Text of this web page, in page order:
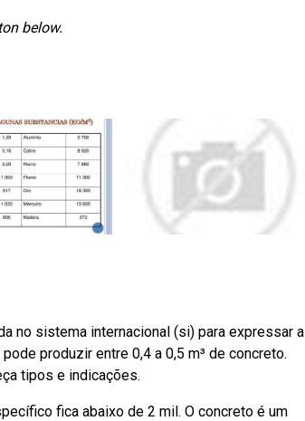
below.
no sistema internacional (si) para expressar a
produzir entre 0,4 a 0,5 m³ de concreto.
tipos e indicações.
fica abaixo de 2 mil. O concreto é um